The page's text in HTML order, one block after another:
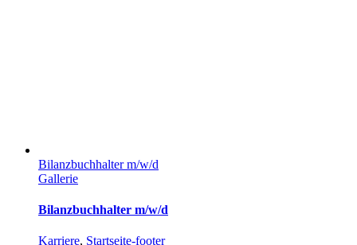
Bilanzbuchhalter m/w/d
Gallerie
Bilanzbuchhalter m/w/d
Karriere, Startseite-footer